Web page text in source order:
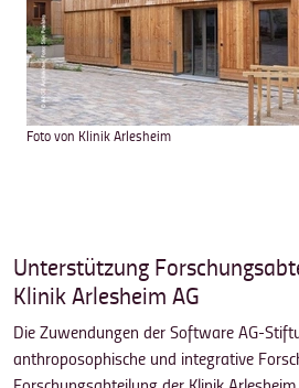
Foto von Klinik Arlesheim
Unterstützung
Klinik Arlesheim AG
Die Zuwendungen der Software AG-
anthroposophische und integrative